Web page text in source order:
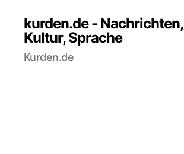
kurden.de - Nachrichten,
Kultur, Sprache
Kurden.de